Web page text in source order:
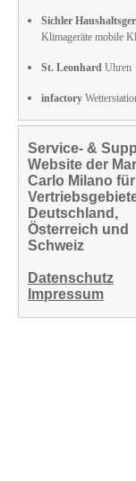
Sichler
Klimageräte mobile
St. Leonhard Uhren
infactory
Service- &
Website der
Carlo Milano
Deutschland,
Österreich und
Schweiz
Datenschutz
Impressum